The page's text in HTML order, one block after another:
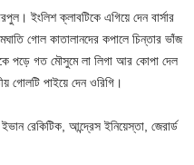
ইংলিশ ক্লাবটিকে এগিয়ে দেন বার্সার
গোল কাতালানদের কপালে চিন্তার ভাঁজ
পড়ে গত মৌসুমে লা লিগা আর কোপা দেল
গোলটি পাইয়ে দেন ওরিগি।
রেকিটিক, আন্দ্রেস ইনিয়েস্তা, জেরার্ড